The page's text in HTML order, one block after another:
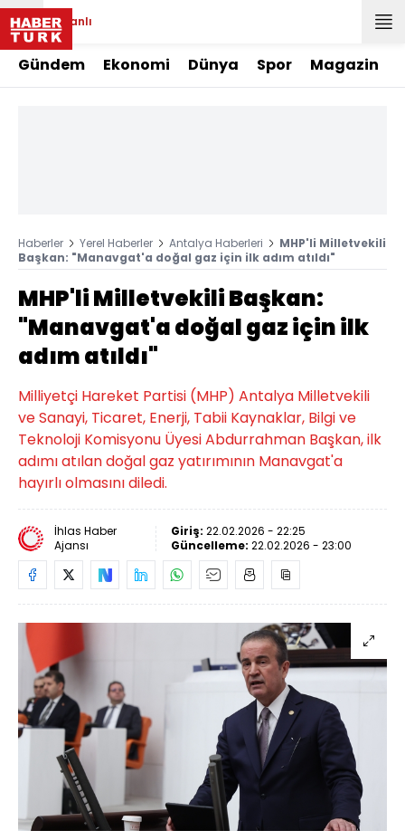
Canlı
Gündem Ekonomi Dünya Spor Magazin
Haberler Yerel Haberler Antalya Haberleri
MHP'li Milletvekili
Başkan: "Manavgat'a doğal gaz için ilk adım atıldı"
MHP'li Milletvekili Başkan:
"Manavgat'a doğal gaz için ilk
adım atıldı"
Milliyetçi Hareket Partisi (MHP) Antalya Milletvekili
ve Sanayi, Ticaret, Enerji, Tabii Kaynaklar, Bilgi ve
Teknoloji Komisyonu Üyesi Abdurrahman Başkan, ilk
adımı atılan doğal gaz yatırımının Manavgat'a
hayırlı olmasını diledi.
İhlas Haber
Ajansı
Giriş: 22.02.2026 - 22:25
Güncelleme: 22.02.2026 - 23:00